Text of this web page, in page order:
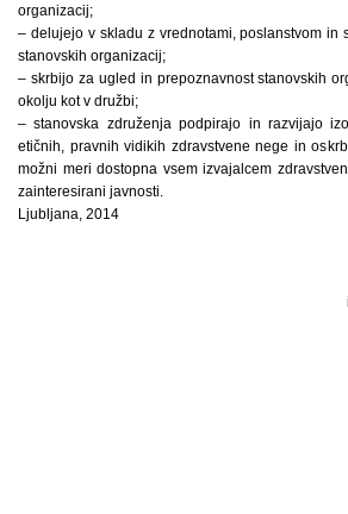
organizacij;
– delujejo v skladu z vrednotami, poslanstvom in
stanovskih organizacij;
– skrbijo za ugled in prepoznavnost stanovskih
okolju kot v družbi;
– stanovska združenja podpirajo in razvijajo
etičnih, pravnih vidikih zdravstvene nege in
možni meri dostopna vsem izvajalcem
zainteresirani javnosti.
Ljubljana, 2014